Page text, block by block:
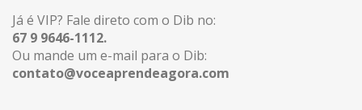
Já é VIP? Fale direto com o Dib no:
67 9 9646-1112.
Ou mande um e-mail para o Dib:
contato@voceaprendeagora.com